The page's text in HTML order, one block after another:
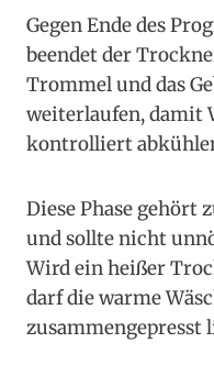
Gegen Ende des
beendet der
Trommel und das
weiterlaufen, damit
kontrolliert
Diese Phase gehört
und sollte nicht
Wird ein heißer
darf die warme
zusammengepresst